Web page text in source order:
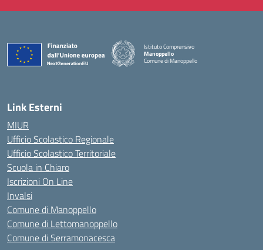
Istituto Comprensivo
Manoppello
Comune di Manoppello
— Visita la pagina iniziale della scuola
Link Esterni
MIUR
Ufficio Scolastico Regionale
Ufficio Scolastico Territoriale
Scuola in Chiaro
Iscrizioni On Line
Invalsi
Comune di Manoppello
Comune di Lettomanoppello
Comune di Serramonacesca